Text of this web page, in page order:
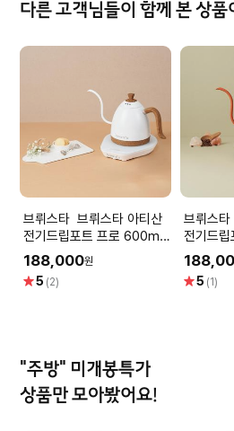
다른 고객님들이 함께 본 상품
브뤼스타 브뤼스타 아티산
전기드립포트 프로 600ml
- 모던화이트
188,000원
별5 (2)
브뤼스타 브뤼스타 아
전기드
- 네덜란
별5 (1)
"주방" 미개봉특가
상품만 모아봤어요!